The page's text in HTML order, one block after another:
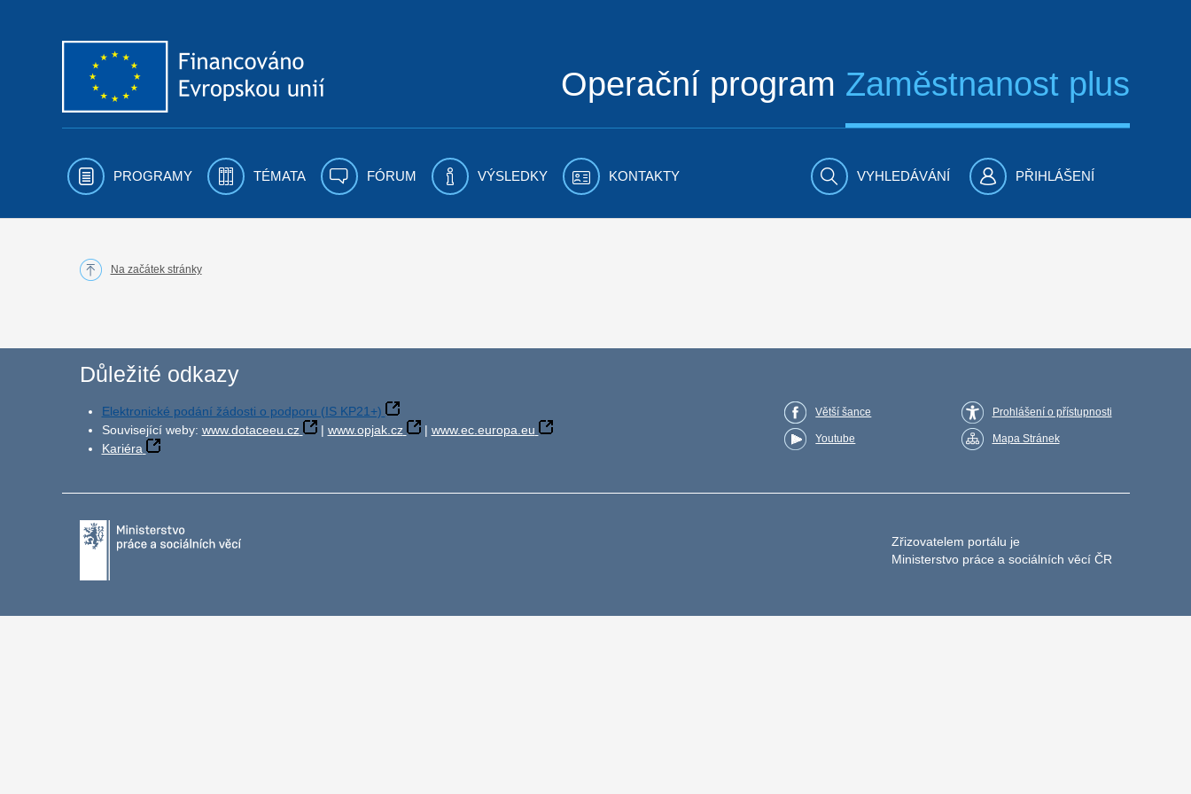
Operační program Zaměstnanost plus
PROGRAMY TÉMATA FÓRUM VÝSLEDKY KONTAKTY VYHLEDÁVÁNÍ PŘIHLÁŠENÍ
Na začátek stránky
Důležité odkazy
Elektronické podání žádosti o podporu (IS KP21+)
Související weby: www.dotaceeu.cz | www.opjak.cz | www.ec.europa.eu
Kariéra
Větší šance
Youtube
Prohlášení o přístupnosti
Mapa Stránek
Zřizovatelem portálu je
Ministerstvo práce a sociálních věcí ČR